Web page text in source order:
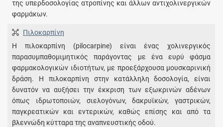
της υπερδοσολογίας ατροπίνης και άλλων αντιχολινεργικών
φαρμάκων.
Πιλοκαρπίνη
Η πιλοκαρπίνη (pilocarpine) είναι ένας χολινεργικός
παρασυμπαθομιμητικός παράγοντας με ένα ευρύ φάσμα
φαρμακολογικών ιδιοτήτων, με προεξάρχουσα μουσκαρινική
δράση. Η πιλοκαρπίνη στην κατάλληλη δοσολογία, είναι
δυνατόν να αυξήσει την έκκριση των εξωκρινών αδένων
όπως ιδρωτοποιών, σιελογόνων, δακρυϊκών, γαστρικών,
παγκρεατικών και εντερικών, καθώς επίσης και από τα
βλεννώδη κύτταρα της αναπνευστικής οδού.